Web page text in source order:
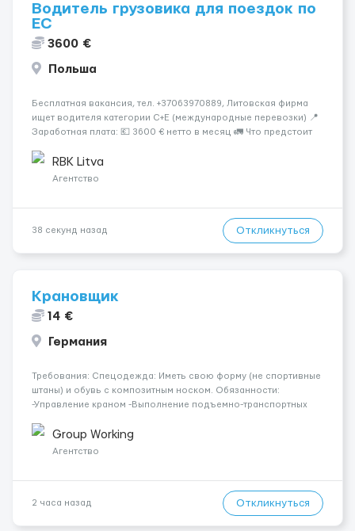
Водитель грузовика для поездок по
ЕС
3600 €
Польша
Бесплатная вакансия, тел. +37063970889, Литовская фирма
ищет водителя категории C+E (международные перевозки) 📍
Заработная плата: 💶 3600 € нетто в месяц 🚛 Что предстоит
рефрижераторах. В среднем 400–500 км в день. Погрузки и
разгрузки...
RBK Litva
Агентство
38 секунд назад Откликнуться
Крановщик
14 €
Германия
Требования: Спецодежда: Иметь свою форму (не спортивные
штаны) и обувь с композитным носком. Обязанности:
-Управление краном -Выполнение подъемно-транспортных
инструкций по безопасности. -Опыт управления различными
типами кранов (моб...
Group Working
Агентство
2 часа назад Откликнуться